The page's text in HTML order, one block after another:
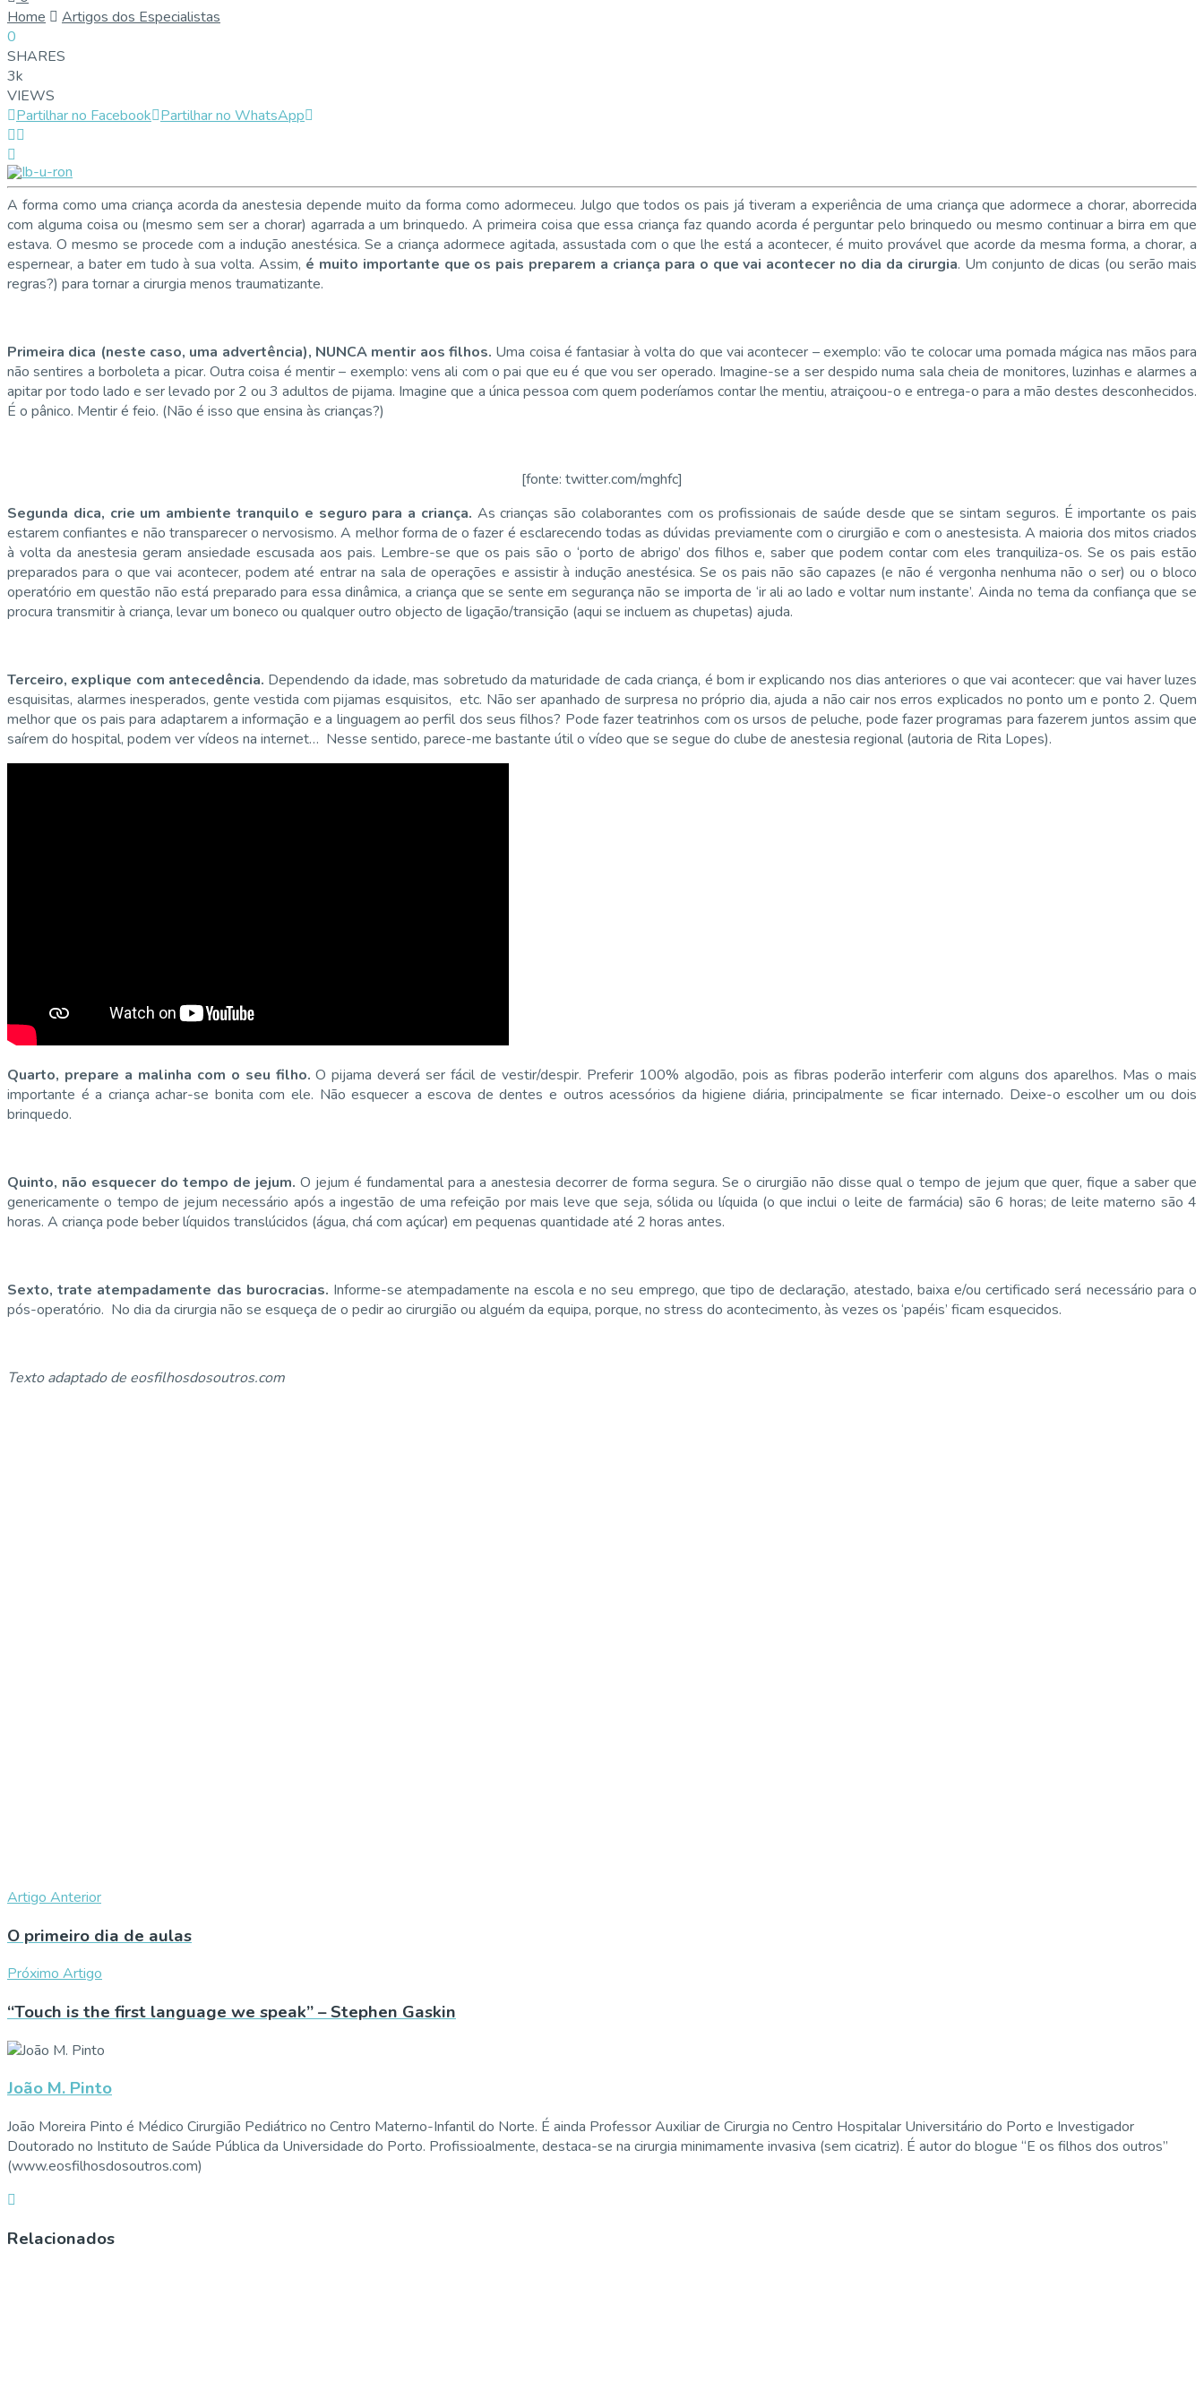
Home
Artigos dos Especialistas
0
SHARES
3k
VIEWS
Partilhar no Facebook Partilhar no WhatsApp
A forma como uma criança acorda da anestesia depende muito da forma como adormeceu. Julgo que todos os pais já tiveram a experiência de uma criança que adormece a chorar, aborrecida
com alguma coisa ou (mesmo sem ser a chorar) agarrada a um brinquedo. A primeira coisa que essa criança faz quando acorda é perguntar pelo brinquedo ou mesmo continuar a birra em que
estava. O mesmo se procede com a indução anestésica. Se a criança adormece agitada, assustada com o que lhe está a acontecer, é muito provável que acorde da mesma forma, a chorar, a
espernear, a bater em tudo à sua volta. Assim, é muito importante que os pais preparem a criança para o que vai acontecer no dia da cirurgia. Um conjunto de dicas (ou serão mais
regras?) para tornar a cirurgia menos traumatizante.
Primeira dica (neste caso, uma advertência), NUNCA mentir aos filhos. Uma coisa é fantasiar à volta do que vai acontecer – exemplo: vão te colocar uma pomada mágica nas mãos para
não sentires a borboleta a picar. Outra coisa é mentir – exemplo: vens ali com o pai que eu é que vou ser operado. Imagine-se a ser despido numa sala cheia de monitores, luzinhas e alarmes a
apitar por todo lado e ser levado por 2 ou 3 adultos de pijama. Imagine que a única pessoa com quem poderíamos contar lhe mentiu, atraiçoou-o e entrega-o para a mão destes desconhecidos.
É o pânico. Mentir é feio. (Não é isso que ensina às crianças?)
[fonte: twitter.com/mghfc]
Segunda dica, crie um ambiente tranquilo e seguro para a criança. As crianças são colaborantes com os profissionais de saúde desde que se sintam seguros. É importante os pais
estarem confiantes e não transparecer o nervosismo. A melhor forma de o fazer é esclarecendo todas as dúvidas previamente com o cirurgião e com o anestesista. A maioria dos mitos criados
à volta da anestesia geram ansiedade escusada aos pais. Lembre-se que os pais são o ‘porto de abrigo’ dos filhos e, saber que podem contar com eles tranquiliza-os. Se os pais estão
preparados para o que vai acontecer, podem até entrar na sala de operações e assistir à indução anestésica. Se os pais não são capazes (e não é vergonha nenhuma não o ser) ou o bloco
operatório em questão não está preparado para essa dinâmica, a criança que se sente em segurança não se importa de ‘ir ali ao lado e voltar num instante’. Ainda no tema da confiança que se
procura transmitir à criança, levar um boneco ou qualquer outro objecto de ligação/transição (aqui se incluem as chupetas) ajuda.
Terceiro, explique com antecedência. Dependendo da idade, mas sobretudo da maturidade de cada criança, é bom ir explicando nos dias anteriores o que vai acontecer: que vai haver luzes
esquisitas, alarmes inesperados, gente vestida com pijamas esquisitos, etc. Não ser apanhado de surpresa no próprio dia, ajuda a não cair nos erros explicados no ponto um e ponto 2. Quem
melhor que os pais para adaptarem a informação e a linguagem ao perfil dos seus filhos? Pode fazer teatrinhos com os ursos de peluche, pode fazer programas para fazerem juntos assim que
saírem do hospital, podem ver vídeos na internet… Nesse sentido, parece-me bastante útil o vídeo que se segue do clube de anestesia regional (autoria de Rita Lopes).
Quarto, prepare a malinha com o seu filho.O pijama deverá ser fácil de vestir/despir. Preferir 100% algodão, pois as fibras poderão interferir com alguns dos aparelhos. Mas o mais
importante é a criança achar-se bonita com ele. Não esquecer a escova de dentes e outros acessórios da higiene diária, principalmente se ficar internado. Deixe-o escolher um ou dois
brinquedo.
Quinto, não esquecer do tempo de jejum. O jejum é fundamental para a anestesia decorrer de forma segura. Se o cirurgião não disse qual o tempo de jejum que quer, fique a saber que
genericamente o tempo de jejum necessário após a ingestão de uma refeição por mais leve que seja, sólida ou líquida (o que inclui o leite de farmácia) são 6 horas; de leite materno são 4
horas. A criança pode beber líquidos translúcidos (água, chá com açúcar) em pequenas quantidade até 2 horas antes.
Sexto, trate atempadamente das burocracias. Informe-se atempadamente na escola e no seu emprego, que tipo de declaração, atestado, baixa e/ou certificado será necessário para o
pós-operatório. No dia da cirurgia não se esqueça de o pedir ao cirurgião ou alguém da equipa, porque, no stress do acontecimento, às vezes os ‘papéis’ ficam esquecidos.
Texto adaptado de eosfilhosdosoutros.com
Artigo Anterior
O primeiro dia de aulas
Próximo Artigo
“Touch is the first language we speak” – Stephen Gaskin
João M. Pinto
João Moreira Pinto é Médico Cirurgião Pediátrico no Centro Materno-Infantil do Norte. É ainda Professor Auxiliar de Cirurgia no Centro Hospitalar Universitário do Porto e Investigador
Doutorado no Instituto de Saúde Pública da Universidade do Porto. Profissioalmente, destaca-se na cirurgia minimamente invasiva (sem cicatriz). É autor do blogue “E os filhos dos outros”
(www.eosfilhosdosoutros.com)
Relacionados